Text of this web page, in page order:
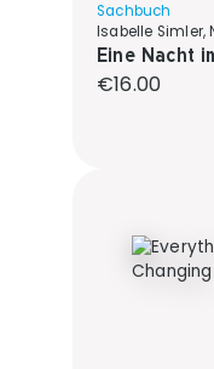
Sachbuch
Isabelle Simler,
Eine Nacht
Regular
€16.00